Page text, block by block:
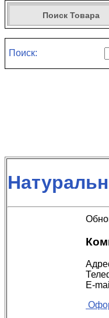
Поиск Товара
Поиск:
E-